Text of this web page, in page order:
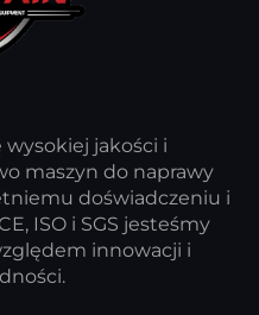
wysokiej jakości i
maszyn do naprawy
doświadczeniu i
ISO i SGS jesteśmy
innowacji i